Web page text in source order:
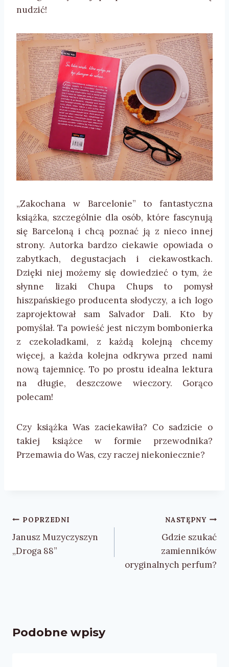
nudzić!
„Zakochana w Barcelonie” to fantastyczna
książka, szczególnie dla osób, które fascynują
się Barceloną i chcą poznać ją z nieco innej
strony. Autorka bardzo ciekawie opowiada o
zabytkach, degustacjach i ciekawostkach.
Dzięki niej możemy się dowiedzieć o tym, że
słynne lizaki Chupa Chups to pomysł
hiszpańskiego producenta słodyczy, a ich logo
zaprojektował sam Salvador Dali. Kto by
pomyślał. Ta powieść jest niczym bombonierka
z czekoladkami, z każdą kolejną chcemy
więcej, a każda kolejna odkrywa przed nami
nową tajemnicę. To po prostu idealna lektura
na długie, deszczowe wieczory. Gorąco
polecam!
Czy książka Was zaciekawiła? Co sadzicie o
takiej książce w formie przewodnika?
Przemawia do Was, czy raczej niekoniecznie?
Nawigacja
wpisu
POPRZEDNI
Janusz Muzyczyszyn
„Droga 88”
NASTĘPNY
Gdzie szukać
zamienników
oryginalnych perfum?
Podobne wpisy